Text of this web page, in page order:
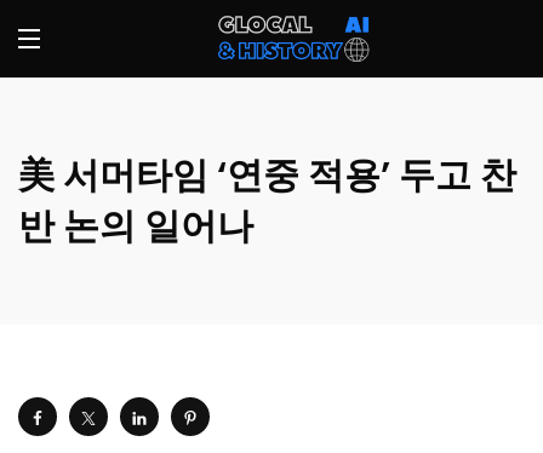
美 서머타임 ‘연중 적용’ 두고 찬
반 논의 일어나